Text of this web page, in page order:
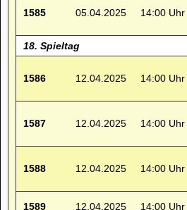
1585 05.04.2025 14:00 Uhr
18. Spieltag
1586 12.04.2025 14:00 Uhr
1587 12.04.2025 14:00 Uhr
1588 12.04.2025 14:00 Uhr
1589 12.04.2025 14:00 Uhr